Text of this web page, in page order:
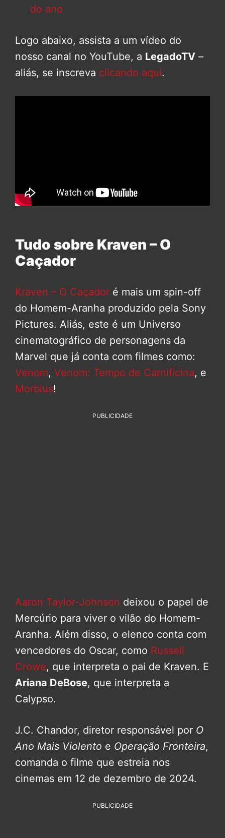
do ano
Logo abaixo, assista a um vídeo do
nosso canal no YouTube, a LegadoTV –
aliás, se inscreva clicando aqui.
Tudo sobre Kraven – O
Caçador
Kraven – O Caçador é mais um spin-off
do Homem-Aranha produzido pela Sony
Pictures. Aliás, este é um Universo
cinematográfico de personagens da
Marvel que já conta com filmes como:
Venom, Venom: Tempo de Carnificina, e
Morbius!
PUBLICIDADE
Aaron Taylor-Johnson deixou o papel de
Mercúrio para viver o vilão do Homem-
Aranha. Além disso, o elenco conta com
vencedores do Oscar, como Russell
Crowe, que interpreta o pai de Kraven. E
Ariana DeBose, que interpreta a
Calypso.
J.C. Chandor, diretor responsável por O
Ano Mais Violento e Operação Fronteira,
comanda o filme que estreia nos
cinemas em 12 de dezembro de 2024.
PUBLICIDADE